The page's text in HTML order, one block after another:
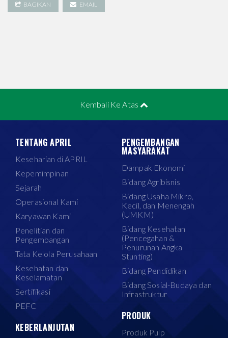
BAGIKAN EMAIL
Kembali Ke Atas
TENTANG APRIL
Keseharian di APRIL
Kepemimpinan
Sejarah
Operasional Kami
Karyawan Kami
Penelitian dan
Pengembangan
Tata Kelola Perusahaan
Kesehatan dan
Keselamatan
Sertifikasi
PEFC
KEBERLANJUTAN
PENGEMBANGAN
MASYARAKAT
Dampak Ekonomi
Bidang Agribisnis
Bidang Usaha Mikro,
Kecil, dan Menengah
(UMKM)
Bidang Kesehatan
(Pencegahan &
Penurunan Angka
Stunting)
Bidang Pendidikan
Bidang Sosial-Budaya dan
Infrastruktur
PRODUK
Produk Pulp